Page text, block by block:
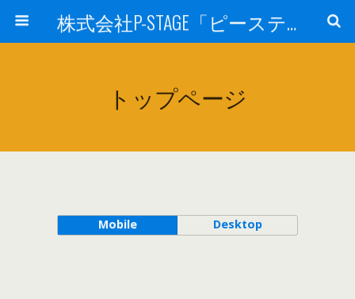
株式会社P-STAGE「ピーステージ」
トップページ
Mobile Desktop